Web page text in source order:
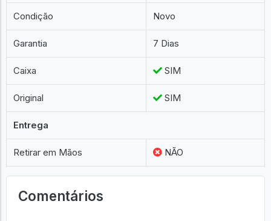
Condição Novo
Garantia 7 Dias
Caixa SIM
Original SIM
Entrega
Retirar em Mãos NÃO
Comentários